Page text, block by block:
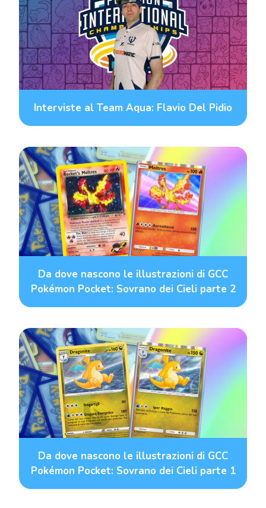
Interviste al Team Aqua: Flavio Del Pidio
Da dove nascono le illustrazioni di GCC
Pokémon Pocket: Sovrano dei Cieli parte 2
Da dove nascono le illustrazioni di GCC
Pokémon Pocket: Sovrano dei Cieli parte 1